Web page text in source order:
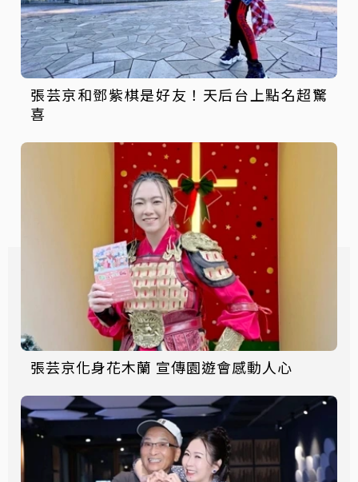
張芸京和鄧紫棋是好友！天后台上點名超驚
喜
張芸京化身花木蘭 宣傳園遊會感動人心